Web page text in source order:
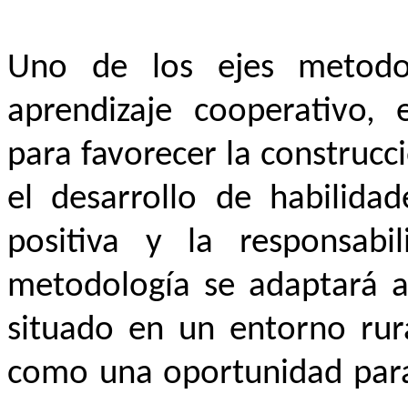
Uno de los ejes
aprendizaje cooperativo,
para favorecer la
el desarrollo de
positiva y la
metodología se adaptará
situado en un entorno
como una oportunidad